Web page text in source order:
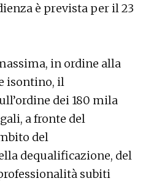
è prevista per il 23
in ordine alla
isontino, il
dei 180 mila
a fronte del
del
dequalificazione, del
subiti